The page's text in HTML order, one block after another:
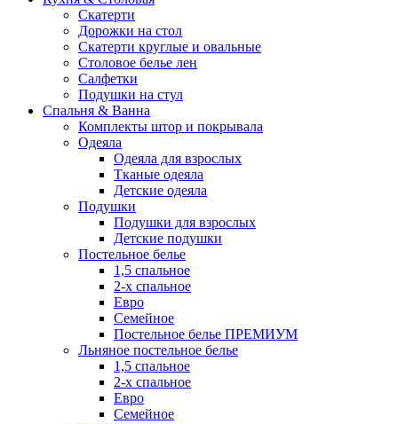
Скатерти
Дорожки на стол
Скатерти круглые и овальные
Столовое белье лен
Салфетки
Подушки на стул
Спальня & Ванна
Комплекты штор и покрывала
Одеяла
Одеяла для взрослых
Тканые одеяла
Детские одеяла
Подушки
Подушки для взрослых
Детские подушки
Постельное белье
1,5 спальное
2-х спальное
Евро
Семейное
Постельное белье ПРЕМИУМ
Льняное постельное белье
1,5 спальное
2-х спальное
Евро
Семейное